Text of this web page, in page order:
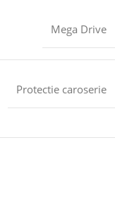
Mega Drive
Protectie caroserie